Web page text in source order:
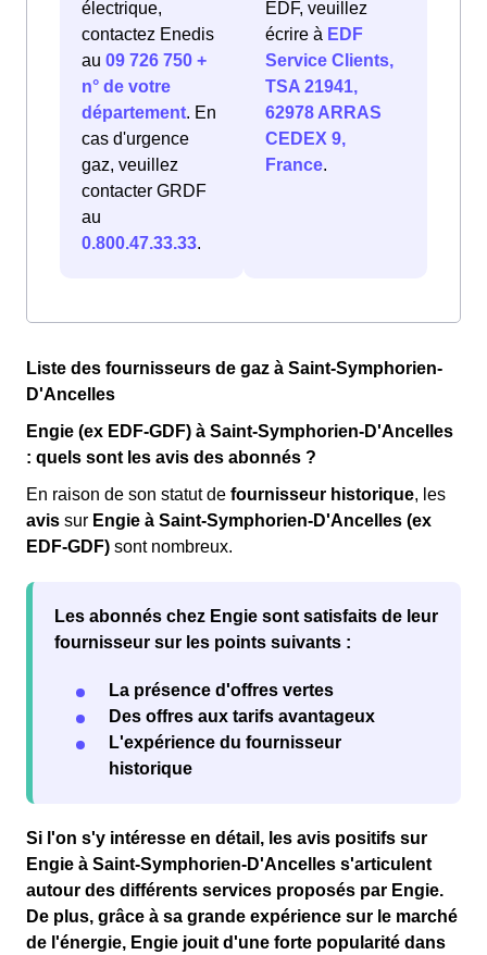
électrique,
contactez Enedis
au 09 726 750 +
n° de votre
département. En
cas d'urgence
gaz, veuillez
contacter GRDF
au
0.800.47.33.33.
EDF, veuillez
écrire à EDF
Service Clients,
TSA 21941,
62978 ARRAS
CEDEX 9,
France.
Liste des fournisseurs de gaz à Saint-Symphorien-
D'Ancelles
Engie (ex EDF-GDF) à Saint-Symphorien-D'Ancelles
: quels sont les avis des abonnés ?
En raison de son statut de fournisseur historique, les
avis sur Engie à Saint-Symphorien-D'Ancelles (ex
EDF-GDF) sont nombreux.
Les abonnés chez Engie sont satisfaits de leur
fournisseur sur les points suivants :
La présence d'offres vertes
Des offres aux tarifs avantageux
L'expérience du fournisseur
historique
Si l'on s'y intéresse en détail, les avis positifs sur
Engie à Saint-Symphorien-D'Ancelles s'articulent
autour des différents services proposés par Engie.
De plus, grâce à sa grande expérience sur le marché
de l'énergie, Engie jouit d'une forte popularité dans